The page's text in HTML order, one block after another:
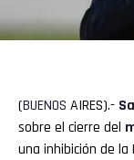
(BUENOS AIRES).-
sobre el cierre del
una inhibición de la